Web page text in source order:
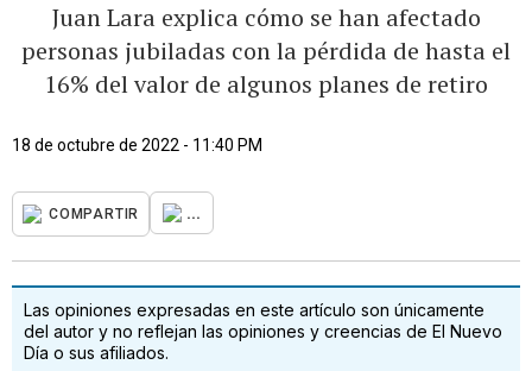
Juan Lara explica cómo se han afectado
personas jubiladas con la pérdida de hasta el
16% del valor de algunos planes de retiro
18 de octubre de 2022 - 11:40 PM
COMPARTIR ...
Las opiniones expresadas en este artículo son únicamente
del autor y no reflejan las opiniones y creencias de El Nuevo
Día o sus afiliados.